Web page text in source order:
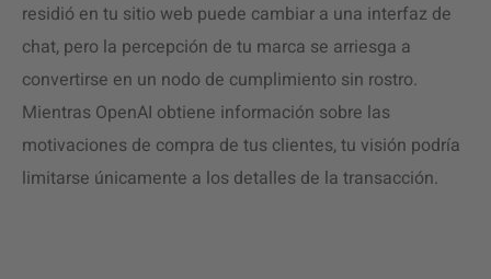
residió en tu sitio web puede cambiar a una interfaz de
chat, pero la percepción de tu marca se arriesga a
convertirse en un nodo de cumplimiento sin rostro.
Mientras OpenAI obtiene información sobre las
motivaciones de compra de tus clientes, tu visión podría
limitarse únicamente a los detalles de la transacción.